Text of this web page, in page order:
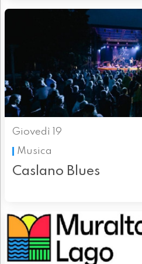
Giovedì 19
Musica
Caslano Blues